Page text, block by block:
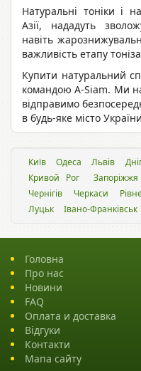
Натуральні тоніки і
Азії, нададуть
навіть
важливість етапу
Купити натуральний
командою A-Siam. Ми
відправимо
в будь-яке місто
Київ Одеса Львiв
Кривой Рог
Запоріжжя
Чернігів
Черкаси
Луцьк
Івано-Франківськ
Головна
Про нас
Новини
FAQ
Оплата и доставка
Відгуки
Контакти
Мапа сайту